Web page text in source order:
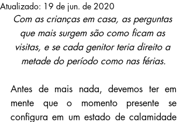
Atualizado: 19 de jun. de 2020
Com as crianças em casa, as perguntas
que mais surgem são como ficam as
visitas, e se cada genitor teria direito a
metade do período como nas férias.
Antes de mais nada, devemos ter em
mente que o momento presente se
configura em um estado de calamidade